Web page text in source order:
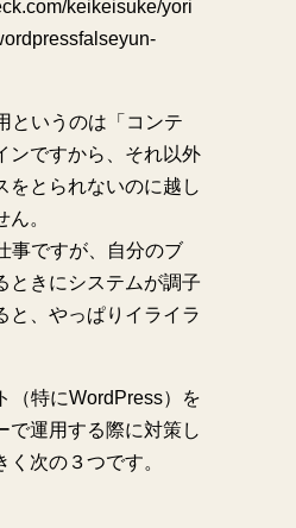
keikeisuke/yori
というのは「コンテ
ンですから、それ以外
をとられないのに越し
。
事ですが、自分のブ
ときにシステムが調子
と、やっぱりイライラ
（特にWordPress）を
で運用する際に対策し
次の３つです。